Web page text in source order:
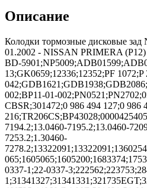
Описание
Колодки тормозные дисковые
01.2002 - NISSAN PRIMERA (P12)
BD-
13;GK0659;12336;12352;PF 1072;P
002;BP11-01-
CBSR;301472;0 986 494 127;0 986
7194.2;13.0460-7195.2;13.0460-
7253.2;1.30460-
0337-1;22-0337-